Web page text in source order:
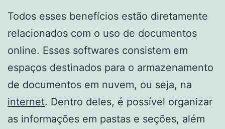
Todos esses benefícios estão diretamente
relacionados com o uso de documentos
online. Esses softwares consistem em
espaços destinados para o armazenamento
de documentos em nuvem, ou seja, na
internet. Dentro deles, é possível organizar
as informações em pastas e seções, além